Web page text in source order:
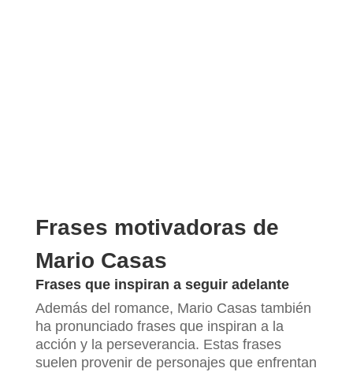
Frases motivadoras de
Mario Casas
Frases que inspiran a seguir adelante
Además del romance, Mario Casas también
ha pronunciado frases que inspiran a la
acción y la perseverancia. Estas frases
suelen provenir de personajes que enfrentan